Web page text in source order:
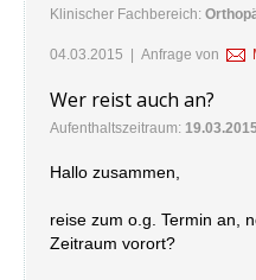
Klinischer Fachbereich:
04.03.2015 | Anfrage von
Wer reist auch an?
Aufenthaltszeitraum:
Hallo zusammen,
reise zum o.g. Termin an,
Zeitraum vorort?